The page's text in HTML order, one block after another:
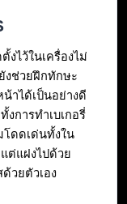
งไว้ในเครื่องไม่
งช่วยฝึกทักษะ
าได้เป็นอย่างดี
การทำเบเกอรี่
ดดเด่นทั้งใน
ต่แฝงไปด้วย
วยตัวเอง